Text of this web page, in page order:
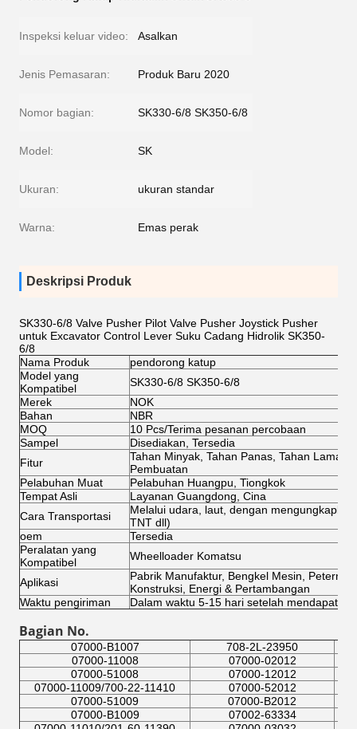
Inspeksi keluar video: Asalkan
Jenis Pemasaran: Produk Baru 2020
Nomor bagian: SK330-6/8 SK350-6/8
Model: SK
Ukuran: ukuran standar
Warna: Emas perak
Deskripsi Produk
SK330-6/8 Valve Pusher Pilot Valve Pusher Joystick Pusher
untuk Excavator Control Lever Suku Cadang Hidrolik SK350-
6/8
Nama Produk
pendorong katup
Model yang
Kompatibel
SK330-6/8 SK350-6/8
Merek
NOK
Bahan
NBR
MOQ
10 Pcs/Terima pesanan percobaan
Sampel
Disediakan, Tersedia
Fitur
Tahan Minyak, Tahan Panas, Tahan Lama,
Pembuatan
Pelabuhan Muat
Pelabuhan Huangpu, Tiongkok
Tempat Asli
Layanan Guangdong, Cina
Cara Transportasi
Melalui udara, laut, dengan
TNT dll)
oem
Tersedia
Peralatan yang
Kompatibel
Wheelloader Komatsu
Aplikasi
Pabrik Manufaktur, Bengkel Mesin,
Konstruksi, Energi & Pertambangan
Waktu pengiriman
Dalam waktu 5-15 hari setelah
Bagian No.
07000-B1007
708-2L-23950
07000-11008
07000-02012
07000-51008
07000-12012
07000-11009/700-22-11410
07000-52012
07000-51009
07000-B2012
07000-B1009
07002-63334